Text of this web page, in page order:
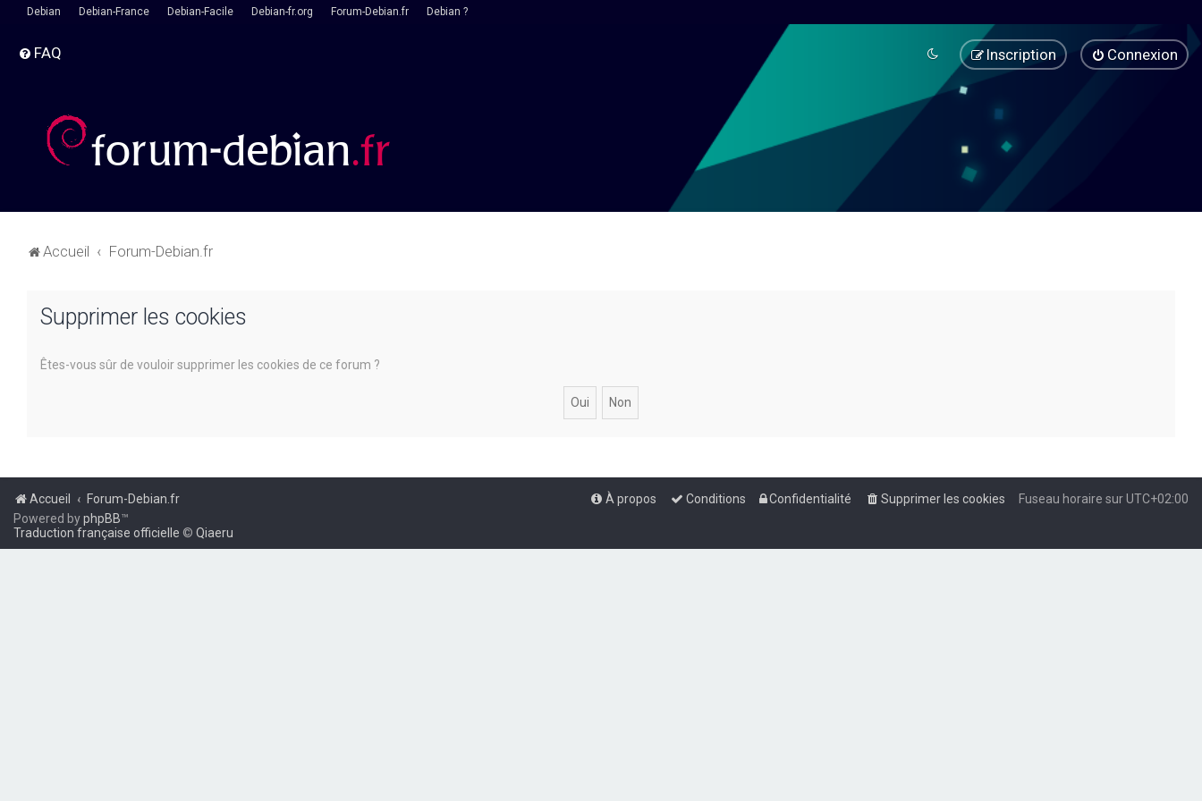
Debian Debian-France Debian-Facile Debian-fr.org Forum-Debian.fr Debian ?
FAQ Connexion
Inscription
Accueil Forum-Debian.fr
Supprimer les cookies
Êtes-vous sûr de vouloir supprimer les cookies de ce forum ?
Accueil Forum-Debian.fr Fuseau horaire surUTC+02:00
Supprimer les cookies
Confidentialité
Conditions
À propos
Powered byphpBB™
Traduction française officielle © Qiaeru